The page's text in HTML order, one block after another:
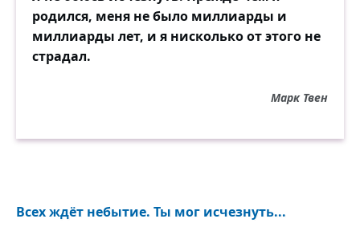
родился, меня не было миллиарды и
миллиарды лет, и я нисколько от этого не
страдал.
Марк Твен
Всех ждёт небытие. Ты мог исчезнуть...